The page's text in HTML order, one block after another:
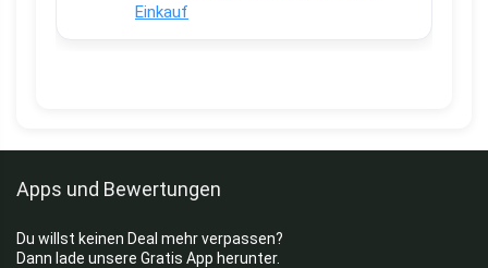
Einkauf
Apps und Bewertungen
Du willst keinen Deal mehr verpassen?
Dann lade unsere Gratis App herunter.